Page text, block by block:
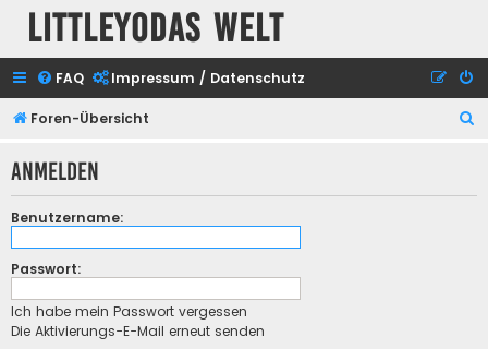
Littleyodas Welt
FAQ Impressum / Datenschutz
Foren-Übersicht
h
Anmelden
Benutzername:
Passwort:
Ich habe mein Passwort vergessen
Die Aktivierungs-E-Mail erneut senden